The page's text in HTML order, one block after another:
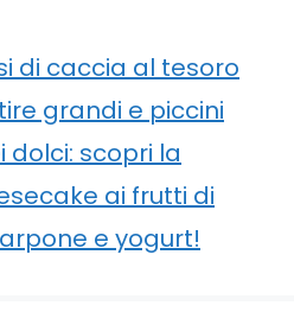
di caccia al tesoro
grandi e piccini
dolci: scopri la
ai frutti di
e yogurt!